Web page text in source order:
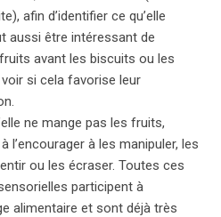
afin d’identifier ce qu’elle
aussi être intéressant de
avant les biscuits ou les
si cela favorise leur
ne mange pas les fruits,
l’encourager à les manipuler, les
ou les écraser. Toutes ces
participent à
alimentaire et sont déjà très